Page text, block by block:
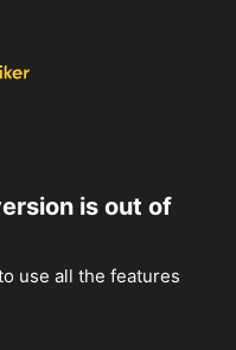
is out of
use all the features